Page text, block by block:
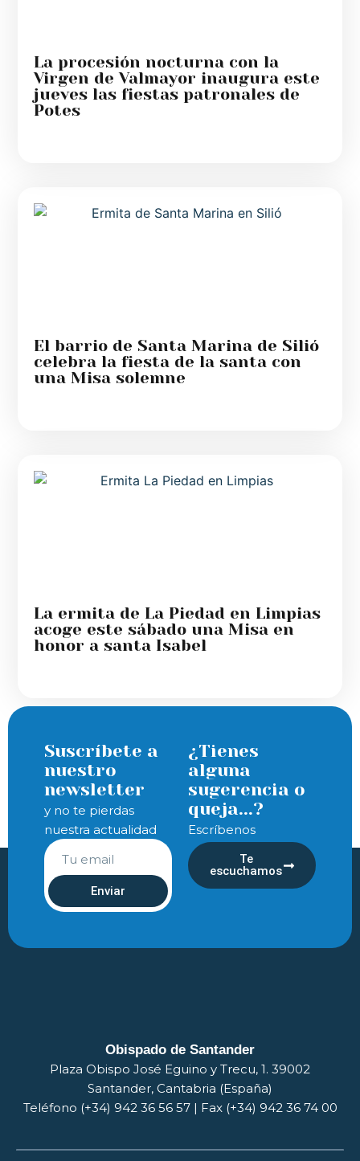
La procesión nocturna con la
Virgen de Valmayor inaugura este
jueves las fiestas patronales de
Potes
El barrio de Santa Marina de Silió
celebra la fiesta de la santa con
una Misa solemne
La ermita de La Piedad en Limpias
acoge este sábado una Misa en
honor a santa Isabel
Suscríbete a
nuestro
newsletter
y no te pierdas
nuestra actualidad
Enviar
¿Tienes
alguna
sugerencia o
queja...?
Escríbenos
Te
escuchamos
Obispado de Santander
Plaza Obispo José Eguino y Trecu, 1. 39002
Santander, Cantabria (España)
Teléfono (+34) 942 36 56 57 | Fax (+34) 942 36 74 00